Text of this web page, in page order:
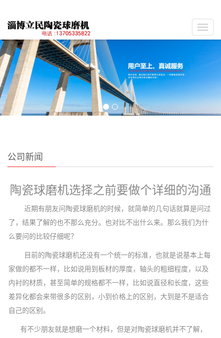
公司新闻
陶瓷球磨机选择之前要做个详细的沟通
近期有朋友问陶瓷球磨机的时候，就简单的几句话就算是问过
了，结果了解的也不那么充分。也对比不出什么来。那么我们为什
么要问的比较仔细呢？
目前的陶瓷球磨机还没有一个统一的标准，也就是说基本上每
家做的都不一样，比如说用到板材的厚度，轴头的粗细程度，以及
内衬的材质，甚至简单的规格都不一样，比如说直径和长度，这些
差异化都会来带很多的区别，小到价格上的区别，大到是不是适合
自己的区别。
有不少朋友就是想磨一个材料，但是对陶瓷球磨机并不了解，